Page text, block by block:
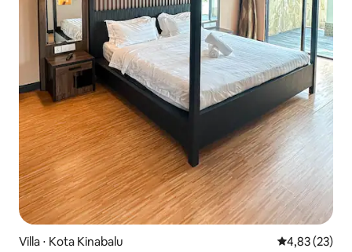
Villa ⋅ Kota Kinabalu Évaluation
4,83 (23)